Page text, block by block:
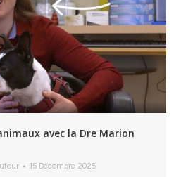
avec la Dre Marion
15 Décembre 2025